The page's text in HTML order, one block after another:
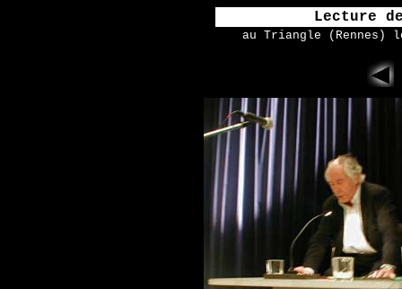
Lecture
au Triangle (Rennes)